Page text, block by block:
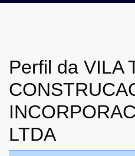
Perfil da VILA
LTDA